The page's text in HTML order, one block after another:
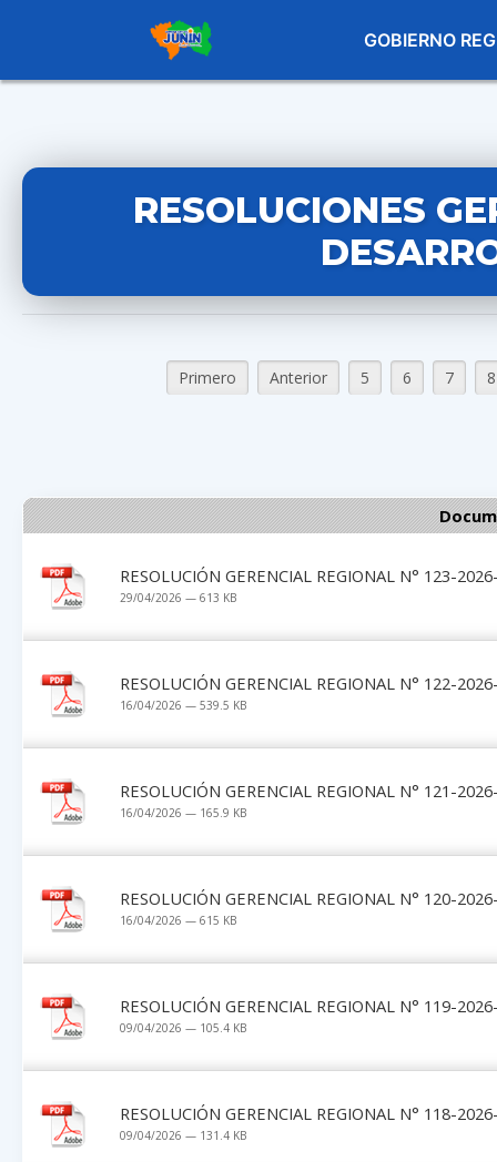
GOBIERNO
RESOLUCIONES
Primero Anterior 5 6 7 8
RESOLUCIÓN GERENCIAL REGIONAL N° 123-
29/04/2026 — 613 KB
RESOLUCIÓN GERENCIAL REGIONAL N° 122-
16/04/2026 — 539.5 KB
RESOLUCIÓN GERENCIAL REGIONAL N° 121-
16/04/2026 — 165.9 KB
RESOLUCIÓN GERENCIAL REGIONAL N° 120-
16/04/2026 — 615 KB
RESOLUCIÓN GERENCIAL REGIONAL N° 119-
09/04/2026 — 105.4 KB
RESOLUCIÓN GERENCIAL REGIONAL N° 118-
09/04/2026 — 131.4 KB